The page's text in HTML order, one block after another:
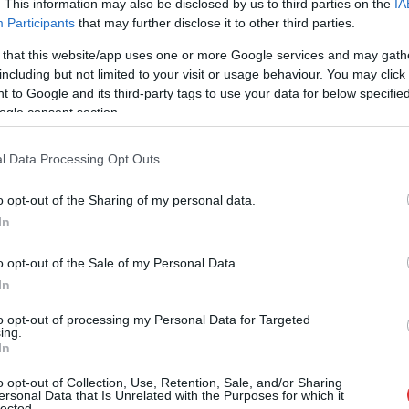
This information may also be disclosed by us to third parties on the
Participants that may further disclose it to other third parties.
that this website/app uses one or more Google services and may
but not limited to your visit or usage behaviour. You may
to Google and its third-party tags to use your data for below
consent section.
Data Processing Opt Outs
opt-out of the Sharing of my personal data.
opt-out of the Sale of my Personal Data.
opt-out of processing my Personal Data for Targeted
opt-out of Collection, Use, Retention, Sale, and/or Sharing
Data that Is Unrelated with the Purposes for which it
Szolnokon
Személyes egyeztetésre és tájékoztatóra
várja az érintett települések lakóit a
Kunlunchem: a vállalat a hatalmas össztűz
projektjével kapcsolatos lakossági párbeszéd
a helyiek tőlük kapjanak válaszokat a
képviselőivel.
TOVÁBB OLVASOM